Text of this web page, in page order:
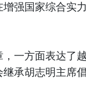
强国家综合实
一方面表达了
承胡志明主席